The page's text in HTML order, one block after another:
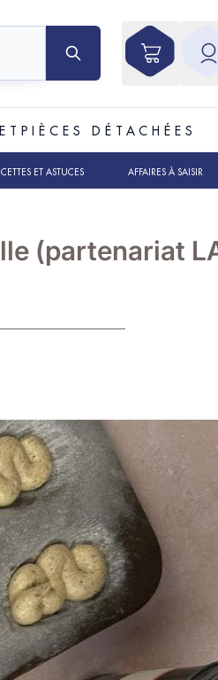
PIÈCES DÉTACHÉES
ET ASTUCES AFFAIRES À SAISIR
(partenariat